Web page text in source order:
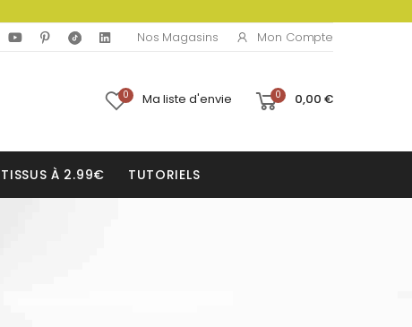
Nos Magasins Mon Compte
0 Ma liste d'envie 0 0,00 €
TISSUS À 2.99€ TUTORIELS